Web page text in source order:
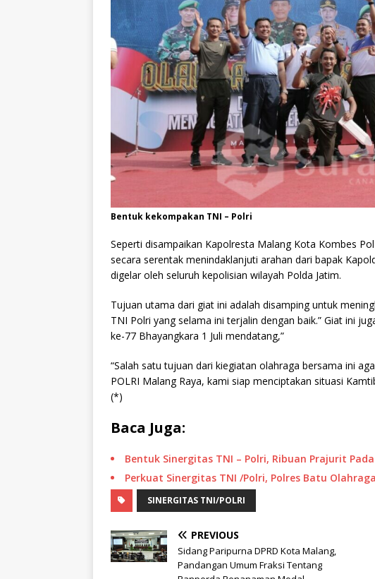
Bentuk kekompakan TNI – Polri
Seperti disampaikan Kapolresta Malang Kota Kombes
secara serentak menindaklanjuti arahan dari bapak
digelar oleh seluruh kepolisian wilayah Polda Jatim.
Tujuan utama dari giat ini adalah disamping untuk
TNI Polri yang selama ini terjalin dengan baik.” Giat ini
ke-77 Bhayangkara 1 Juli mendatang,”
“Salah satu tujuan dari kiegiatan olahraga bersama ini
POLRI Malang Raya, kami siap menciptakan situasi
(*)
Baca Juga:
Bentuk Sinergitas TNI – Polri, Ribuan Prajurit
Perkuat Sinergitas TNI /Polri, Polres Batu
SINERGITAS TNI/POLRI
PREVIOUS
Sidang Paripurna DPRD Kota Malang,
Pandangan Umum Fraksi Tentang